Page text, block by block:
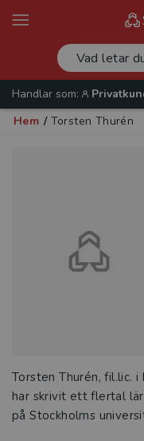
Handlar som:
Hem / Torsten Thurén
Torsten Thurén, fil.lic.
har skrivit ett flertal
på Stockholms